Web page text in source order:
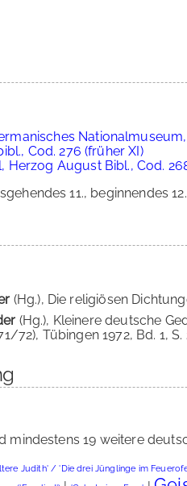
Cod. 276 (früher XI)
Herzog August Bibl., Cod.
11., beginnendes
(Hg.), Die religiösen
(Hg.), Kleinere deutsche
72), Tübingen 1972, Bd. 1, S.
mindestens 19 weitere
Judith' / 'Die drei Jünglinge im